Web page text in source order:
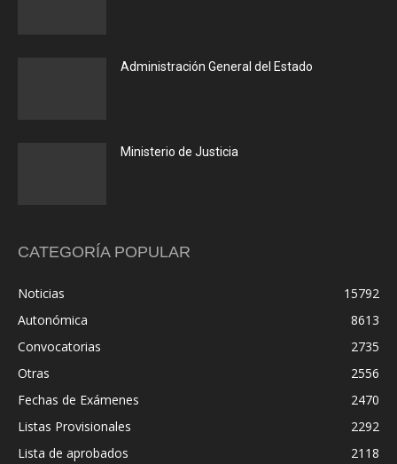
Administración General del Estado
Ministerio de Justicia
CATEGORÍA POPULAR
Noticias
15792
Autonómica
8613
Convocatorias
2735
Otras
2556
Fechas de Exámenes
2470
Listas Provisionales
2292
Lista de aprobados
2118